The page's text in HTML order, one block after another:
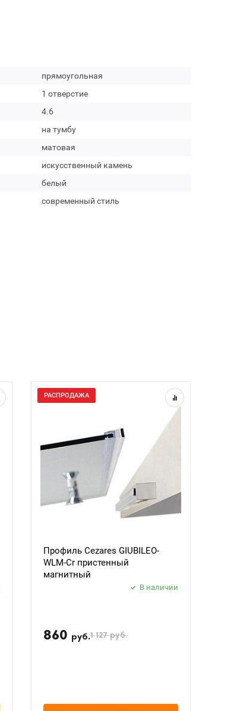
прямоугольная
1 отверстие
4.6
на тумбу
матовая
искусственный камень
белый
современный стиль
РАСПРОДАЖА
Профиль Cezares GIUBILEO-
WLM-Cr пристенный
магнитный
В наличии
860 руб.1 127руб.